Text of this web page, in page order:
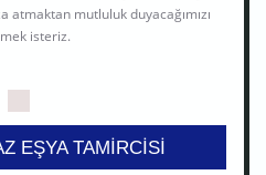
atmaktan mutluluk duyacağımızı
isteriz.
EŞYA TAMIRCISI